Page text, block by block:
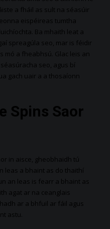
a fháil as sult na séasúir
eispéireas tumtha
Ba mhaith leat a
spreagúla seo, mar is féidir
mó a fheabhsú. Glac leis an
seo, agus bí
gach uair a a thosaíonn
Spins Saor
in aisce, gheobhaidh tú
leas a bhaint as do thaithí
an leas is fearr a bhaint as
agat ar na ceanglais
ar a bhfuil ar fáil agus
astu.